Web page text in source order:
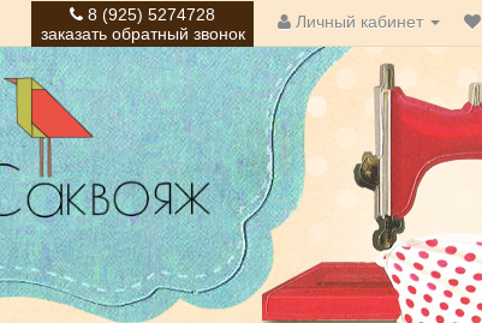
8 (925) 5274728
заказать обратный звонок
Личный кабинет